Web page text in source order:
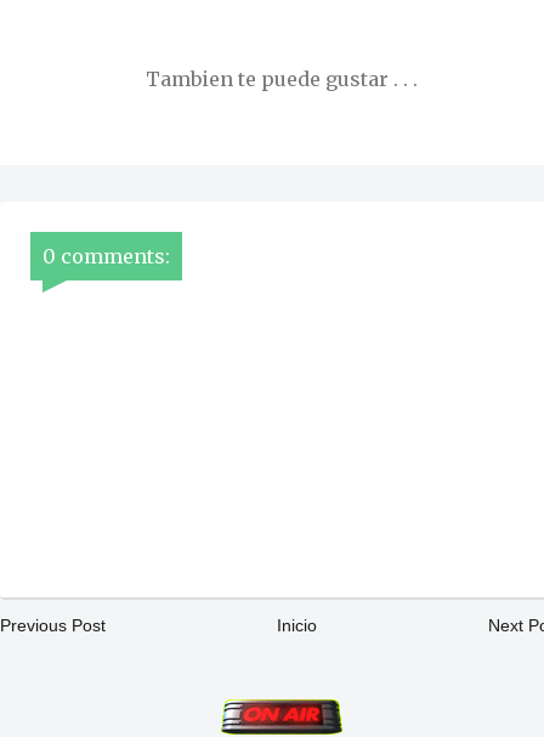
Tambien te puede gustar . . .
0 comments:
Previous Post Inicio Next